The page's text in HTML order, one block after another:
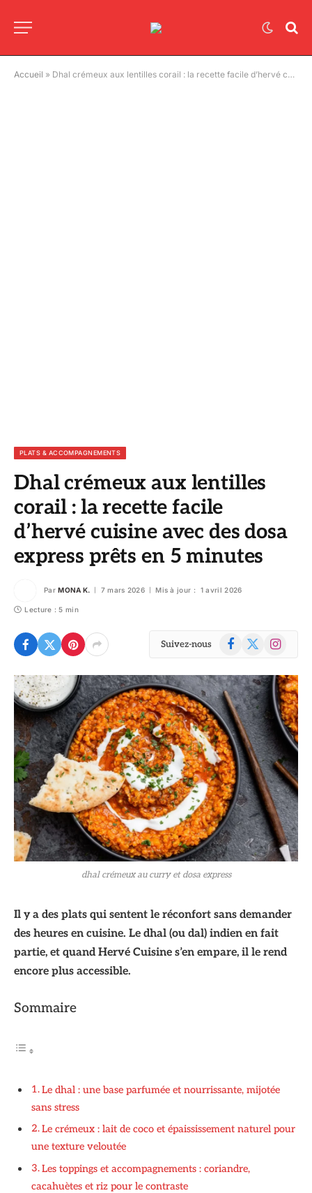
Accueil » Dhal crémeux aux lentilles corail : la recette facile d’hervé cuisine avec des dosa express prêts en 5 minutes
PLATS & ACCOMPAGNEMENTS
Dhal crémeux aux lentilles
corail : la recette facile
d’hervé cuisine avec des dosa
express prêts en 5 minutes
Par MONA K. 7 mars 2026 Mis à jour : 1 avril 2026
Lecture : 5 min
Suivez-nous Facebook
X
Instagram
dhal crémeux au curry et dosa express
Il y a des plats qui sentent le réconfort sans demander
des heures en cuisine. Le dhal (ou dal) indien en fait
partie, et quand Hervé Cuisine s’en empare, il le rend
encore plus accessible.
Sommaire
Le dhal : une base parfumée et nourrissante, mijotée
sans stress
Le crémeux : lait de coco et épaississement naturel pour
une texture veloutée
Les toppings et accompagnements : coriandre,
cacahuètes et riz pour le contraste